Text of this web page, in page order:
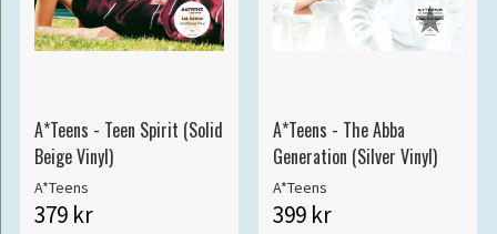
A*Teens - Teen Spirit (Solid
Beige Vinyl)
A*Teens
379 kr
A*Teens - The Abba
Generation (Silver Vinyl)
A*Teens
399 kr